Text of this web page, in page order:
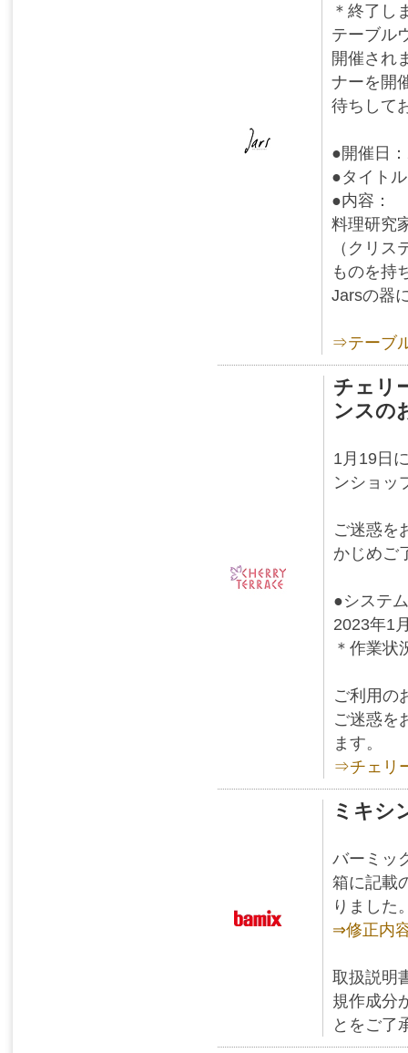
＊終了し
テーブル
開催され
ナーを開
待ちして
●開催日
●タイト
●内容：
料理研究
（クリ
ものを持
Jarsの器
⇒テーブ
チェリ
ンスの
1月19日
ンショッ
ご迷惑を
かじめご
●システ
2023年1
＊作業状
ご利用の
ご迷惑を
ます。
⇒チェリ
ミキシ
バーミッ
箱に記載
りました
⇒修正内
取扱説明
規作成分
とをご了